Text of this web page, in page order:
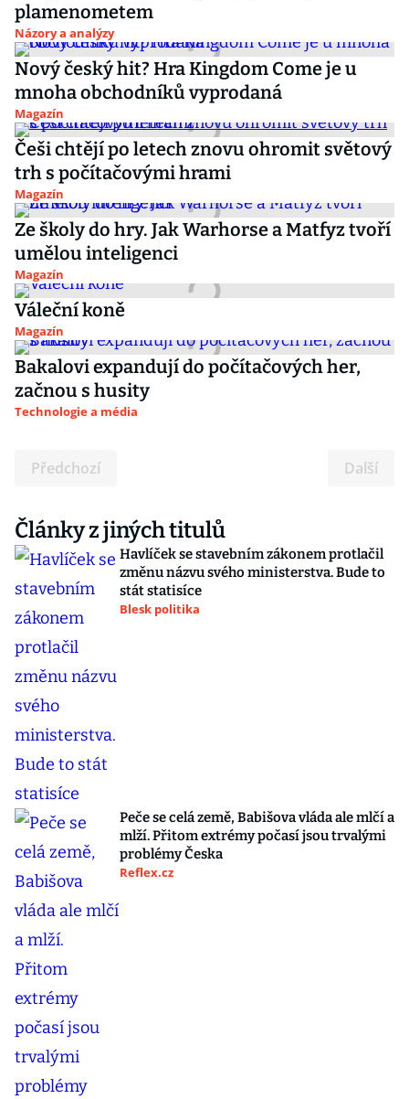
plamenometem
Názory a analýzy
Nový český hit? Hra Kingdom Come je u
mnoha obchodníků vyprodaná
Magazín
Češi chtějí po letech znovu ohromit světový
trh s počítačovými hrami
Magazín
Ze školy do hry. Jak Warhorse a Matfyz tvoří
umělou inteligenci
Magazín
Váleční koně
Magazín
Bakalovi expandují do počítačových her,
začnou s husity
Technologie a média
Předchozí Další
Články z jiných titulů
Havlíček se stavebním zákonem protlačil
změnu názvu svého ministerstva. Bude to
stát statisíce
Blesk politika
Peče se celá země, Babišova vláda ale mlčí a
mlží. Přitom extrémy počasí jsou trvalými
problémy Česka
Reflex.cz